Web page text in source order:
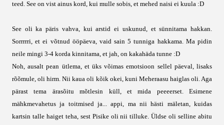
teed. See on vist ainus kord, kui mulle sobis, et mehed naisi ei kuula :D
See oli ka päris vahva, kui arstid ei uskunud, et sünnitama hakkan.
Sorrrrri, et ei võtnud ööpäeva, vaid sain 5 tunniga hakkama. Ma pidin
neile mingi 3-4 korda kinnitama, et jah, on kakahäda tunne :D
Noh, ausalt pean ütlema, et üks võimas emotsioon sellel päeval, lisaks
rõõmule, oli hirm. Nii kaua oli kõik okei, kuni Meheraasu haiglas oli. Aga
pärast tema ärasõitu mõtlesin küll, et mida peeeerset. Esimene
mähkmevahetus ja toitmised ja... appi, ma nii hästi mäletan, kuidas
kartsin talle haiget teha, sest Pisike oli nii tilluke. Üldse oli selline abitu